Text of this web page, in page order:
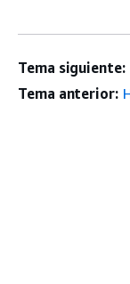
Tema siguiente:
Tema anterior: